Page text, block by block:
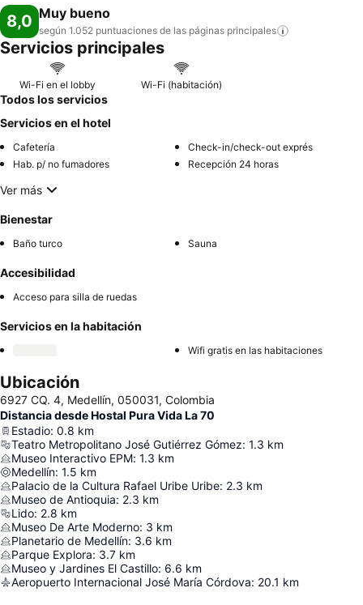
8,0 Muy bueno
según 1.052 puntuaciones de las páginas principales
Servicios principales
Wi-Fi en el lobby Wi-Fi (habitación)
Todos los servicios
Servicios en el hotel
Cafetería
Check-in/check-out exprés
Hab. p/ no fumadores
Recepción 24 horas
Ver más
Bienestar
Baño turco Sauna
Accesibilidad
Acceso para silla de ruedas
Servicios en la habitación
Wifi gratis en las habitaciones
Ubicación
6927 CQ. 4, Medellín, 050031, Colombia
Distancia desde Hostal Pura Vida La 70
Estadio: 0.8 km
Teatro Metropolitano José Gutiérrez Gómez: 1.3 km
Museo Interactivo EPM: 1.3 km
Medellín: 1.5 km
Palacio de la Cultura Rafael Uribe Uribe: 2.3 km
Museo de Antioquia: 2.3 km
Lido: 2.8 km
Museo De Arte Moderno: 3 km
Planetario de Medellín: 3.6 km
Parque Explora: 3.7 km
Museo y Jardines El Castillo: 6.6 km
Aeropuerto Internacional José María Córdova: 20.1 km